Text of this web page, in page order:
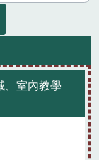
、室內教學